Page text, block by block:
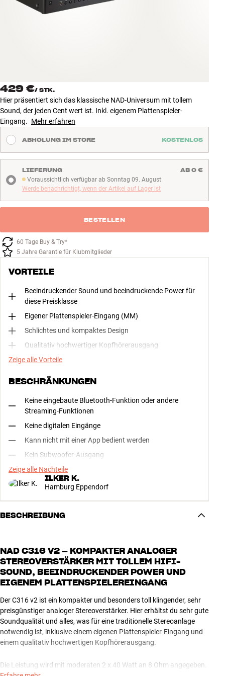
Zubehör
NEUHEITEN
ANGEBOTE
Store Finden
Kundendienst
Anmelden
Kundendienst
Bauen mit Klang
429 €/ STK.
Hier präsentiert sich das klassische NAD-Universum mit tollem
Sound, der jeden Cent wert ist. Inkl. eigenem Plattenspieler-
Eingang. Mehr erfahren
ABHOLUNG IM STORE KOSTENLOS
Voraussichtlich verfügbar ab Sonntag 09. August
Voraussichtlich verfügbar ab Sonntag 09. August
Werde benachrichtigt, wenn der Artikel auf Lager ist
LIEFERUNG AB 0 €
BESTELLEN
60 Tage Buy & Try*
5 Jahre Garantie für Klubmitglieder
VORTEILE
Beeindruckender Sound und beeindruckende Power für
diese Preisklasse
Eigener Plattenspieler-Eingang (MM)
Schlichtes und kompaktes Design
Qualitativ hochwertiger Kopfhörerausgang
Zeige alle Vorteile
BESCHRÄNKUNGEN
Keine eingebaute Bluetooth-Funktion oder andere
Streaming-Funktionen
Keine digitalen Eingänge
Kann nicht mit einer App bedient werden
Kein Subwoofer-Ausgang
Zeige alle Nachteile
ILKER K.
Hamburg Eppendorf
BESCHREIBUNG
NAD C316 V2 – KOMPAKTER ANALOGER
STEREOVERSTÄRKER MIT TOLLEM HIFI-
SOUND, BEEINDRUCKENDER POWER UND
EIGENEM PLATTENSPIELEREINGANG
Der C316 v2 ist ein kompakter und besonders toll klingender, sehr
preisgünstiger analoger Stereoverstärker. Hier erhältst du sehr gute
Soundqualität und alles, was für eine traditionelle Stereoanlage
notwendig ist, inklusive einem eigenen Plattenspieler-Eingang und
einem qualitativ hochwertigen Kopfhörerausgang.
Die Leistung wird mit moderaten 2 x 40 Watt an 8 Ohm angegeben.